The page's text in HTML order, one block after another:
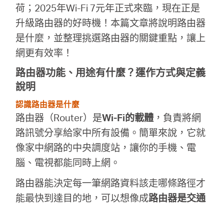
荷；2025年Wi-Fi 7元年正式來臨，現在正是
升級路由器的好時機！本篇文章將說明路由器
是什麼，並整理挑選路由器的關鍵重點，讓上
網更有效率！
路由器功能、用途有什麼？運作方式與定義
說明
認識路由器是什麼
路由器（Router）是Wi-Fi的載體，負責將網
路訊號分享給家中所有設備。簡單來說，它就
像家中網路的中央調度站，讓你的手機、電
腦、電視都能同時上網。
路由器能決定每一筆網路資料該走哪條路徑才
能最快到達目的地，可以想像成路由器是交通